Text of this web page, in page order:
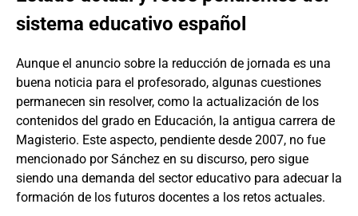
sistema educativo español
Aunque el anuncio sobre la reducción de jornada es una
buena noticia para el profesorado, algunas cuestiones
permanecen sin resolver, como la actualización de los
contenidos del grado en Educación, la antigua carrera de
Magisterio. Este aspecto, pendiente desde 2007, no fue
mencionado por Sánchez en su discurso, pero sigue
siendo una demanda del sector educativo para adecuar la
formación de los futuros docentes a los retos actuales.